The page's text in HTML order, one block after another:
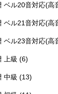
ベル20音対応(高
ベル21音対応(高
ベル23音対応(高
上級 (6)
中級 (13)